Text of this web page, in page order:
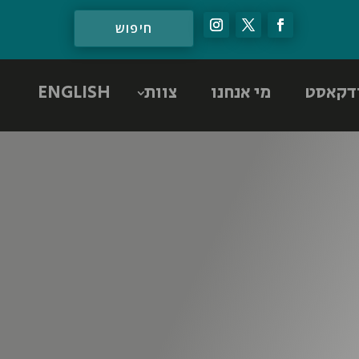
מי אנחנו צוות ENGLISH